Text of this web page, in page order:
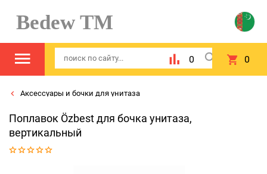
Bedew TM
0 0
Аксессуары и бочки для унитаза
Поплавок Özbest для бочка унитаза,
вертикальный